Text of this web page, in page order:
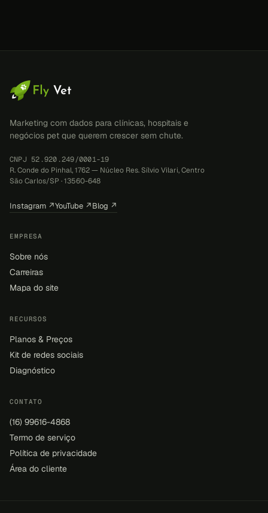
Marketing com dados para clínicas, hospitais e
negócios pet que querem crescer sem chute.
CNPJ 52.920.249/0001-19
R. Conde do Pinhal, 1762 — Núcleo Res. Sílvio Vilari, Centro
São Carlos/SP · 13560-648
Instagram ↗YouTube ↗Blog ↗
EMPRESA
Sobre nós
Carreiras
Mapa do site
RECURSOS
Planos & Preços
Kit de redes sociais
Diagnóstico
CONTATO
(16) 99616-4868
Termo de serviço
Política de privacidade
Área do cliente